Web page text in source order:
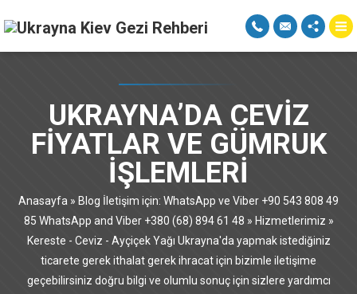
UKRAYNA’DA CEVIZ
FIYATLAR VE GÜMRUK
IŞLEMLERI
Anasayfa » Blog İletişim için: WhatsApp ve Viber +90 543 808 49
85 WhatsApp and Viber +380 (68) 894 61 48 » Hizmetlerimiz »
Kereste - Ceviz - Ayçiçek Yağı Ukrayna'da yapmak istediğiniz
ticarete gerek ithalat gerek ihracat için bizimle iletişime
geçebilirsiniz doğru bilgi ve olumlu sonuç için sizlere yardımcı